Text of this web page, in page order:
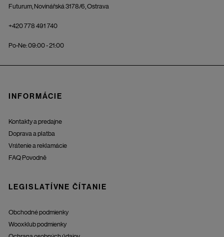
Futurum, Novinářská 3178/6, Ostrava
+420 778 491 740
Po-Ne: 09:00 - 21:00
INFORMÁCIE
Kontakty a predajne
Doprava a platba
Vrátenie a reklamácie
FAQ Povodně
LEGISLATÍVNE ČÍTANIE
Obchodné podmienky
Wooxklub podmienky